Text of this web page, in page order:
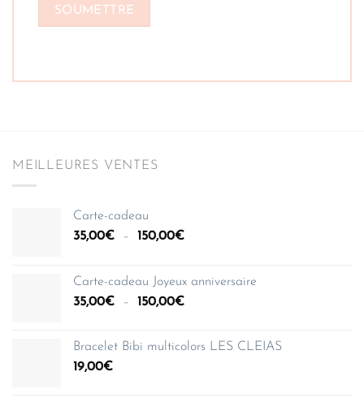
MEILLEURES VENTES
Carte-cadeau
35,00€ – 150,00€Plage
35,00€
à
Carte-cadeau Joyeux anniversaire
35,00€ – 150,00€Plage
35,00€
Bracelet Bibi multicolors LES CLEIAS
19,00€